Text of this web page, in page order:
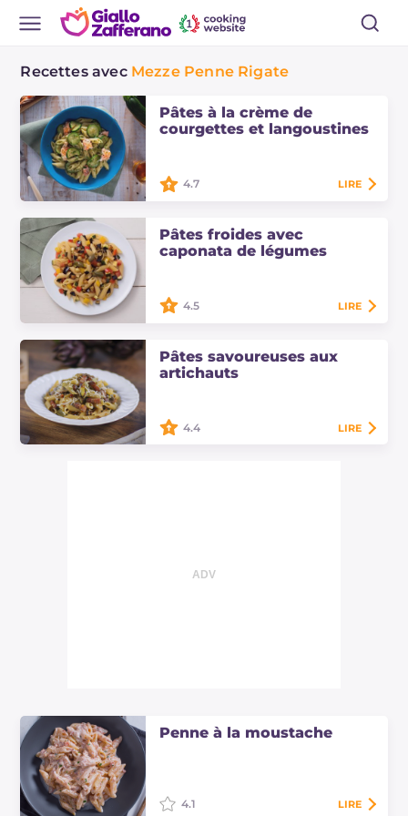
Recettes avec Mezze Penne Rigate
Pâtes à la crème de
courgettes et langoustines
et langoustines sont un plat
principal de poisson frais et
aromatique, parfait pour les menus
4.7 LIRE
Pâtes froides avec
caponata de légumes
légumes sont un plat principal frais
et savoureux, parfait à déguster
pendant la saison estivale.
4.5 LIRE
Pâtes savoureuses aux
artichauts
4.4 LIRE
Penne à la moustache
4.1 LIRE